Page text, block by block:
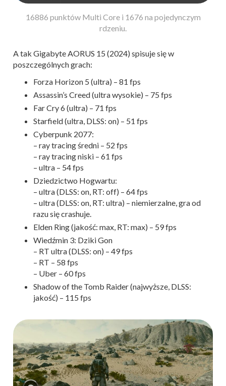
16886 punktów Multi Core i 1676 na pojedynczym
rdzeniu.
A tak Gigabyte AORUS 15 (2024) spisuje się w
poszczególnych grach:
Forza Horizon 5 (ultra) – 81 fps
Assassin’s Creed (ultra wysokie) – 75 fps
Far Cry 6 (ultra) – 71 fps
Starfield (ultra, DLSS: on) – 51 fps
Cyberpunk 2077:
– ray tracing średni – 52 fps
– ray tracing niski – 61 fps
– ultra – 54 fps
Dziedzictwo Hogwartu:
– ultra (DLSS: on, RT: off) – 64 fps
– ultra (DLSS: on, RT: ultra) – niemierzalne, gra od
razu się crashuje.
Elden Ring (jakość: max, RT: max) – 59 fps
Wiedźmin 3: Dziki Gon
– RT ultra (DLSS: on) – 49 fps
– RT – 58 fps
– Uber – 60 fps
Shadow of the Tomb Raider (najwyższe, DLSS:
jakość) – 115 fps